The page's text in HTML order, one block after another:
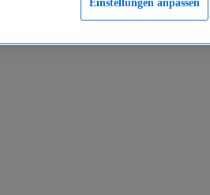
2005-2025
Einstellungen anpassen